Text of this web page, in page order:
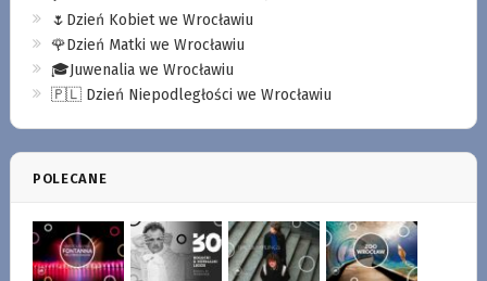
🌷Dzień Kobiet we Wrocławiu
🌹Dzień Matki we Wrocławiu
🎓Juwenalia we Wrocławiu
🇵🇱 Dzień Niepodległości we Wrocławiu
POLECANE